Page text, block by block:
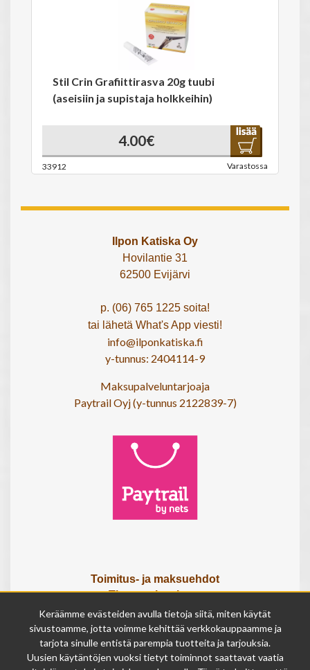
Stil Crin Grafiittirasva 20g tuubi
(aseisiin ja supistaja holkkeihin)
4.00€
33912 Varastossa
Ilpon Katiska Oy
Hovilantie 31
62500 Evijärvi
p. (06) 765 1225 soita!
tai lähetä What's App viesti!
info@ilponkatiska.fi
y-tunnus: 2404114-9
Maksupalveluntarjoaja
Paytrail Oyj (y-tunnus 2122839-7)
Toimitus- ja maksuehdot
Tietosuojaseloste
Tietoa meistä
Osta lahjakortti
Tilauksen peruutuslomake
Keräämme evästeiden avulla tietoja siitä, miten käytät
sivustoamme, jotta voimme kehittää verkkokauppaamme ja
tarjota sinulle entistä parempia tuotteita ja tarjouksia.
Uusien käytäntöjen vuoksi tietyt toiminnot saattavat vaatia